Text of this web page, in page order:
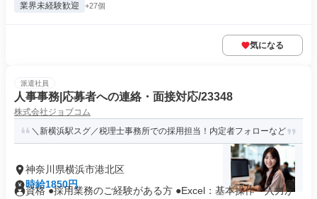
業界未経験歓迎 +27個
気になる
派遣社員
人事事務|応募者への連絡・面接対応/23348
株式会社ジョブコム
＼新横浜駅スグ／税理士事務所での採用担当！内定者フォローなど
神奈川県横浜市港北区
時給1850円
資格 ●採用業務のご経験がある方 ●Excel：基本操作・入力が